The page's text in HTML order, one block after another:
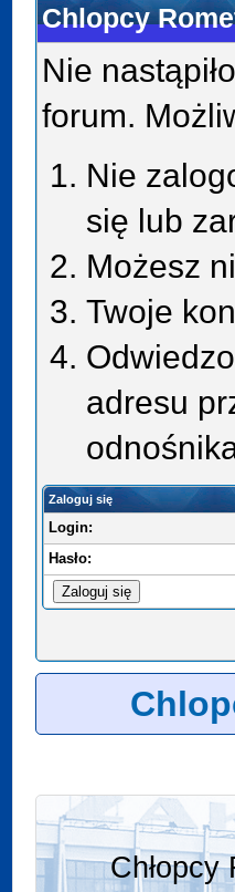
Chlopcy
Nie
forum.
Nie
się lub
Możesz
Twoje
adresu
Zaloguj się
Login:
Hasło: